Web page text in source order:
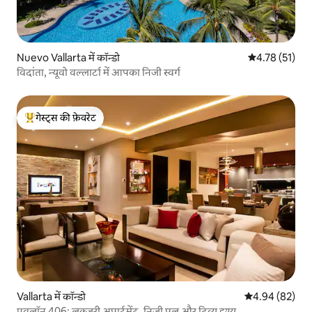
Nuevo Vallarta में कॉन्डो औसत रेटिंग 5 में
4.78 (51)
विदांता, न्यूवो वल्लार्टा में आपका निजी स्वर्ग
गेस्ट्स का टॉप फ़ेवरेट
गेस्ट्स की फ़ेवरेट
Vallarta में कॉन्डो औसत रेटिंग 5 में
4.94 (82)